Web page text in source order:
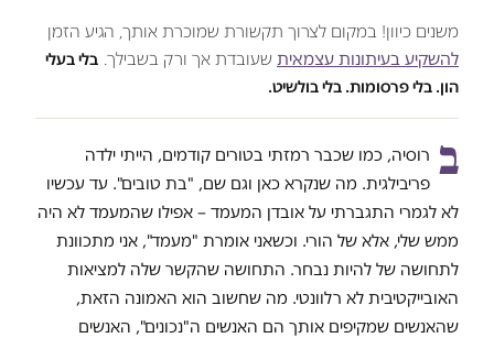
משנים כיוון! במקום לצרוך תקשורת שמוכרת אותך, הגיע הזמן
להשקיע בעיתונות עצמאית שעובדת אך ורק בשבילך. בלי בעלי
הון. בלי פרסומות. בלי בולשיט.
ב רוסיה, כמו שכבר רמזתי בטורים קודמים, הייתי ילדה
פריבילגית. מה שנקרא כאן וגם שם, "בת טובים". עד עכשיו
לא לגמרי התגברתי על אובדן המעמד – אפילו שהמעמד לא היה
ממש שלי, אלא של הורי. וכשאני אומרת "מעמד", אני מתכוונת
לתחושה של להיות נבחר. התחושה שהקשר שלה למציאות
האובייקטיבית לא רלוונטי. מה שחשוב הוא האמונה הזאת,
שהאנשים שמקיפים אותך הם האנשים ה"נכונים", האנשים